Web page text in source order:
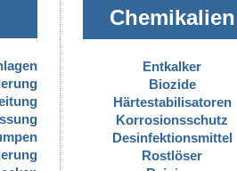
Chemikalien
Entkalker
Biozide
Härtestabilisatoren
Korrosionsschutz
Desinfektionsmittel
Rostlöser